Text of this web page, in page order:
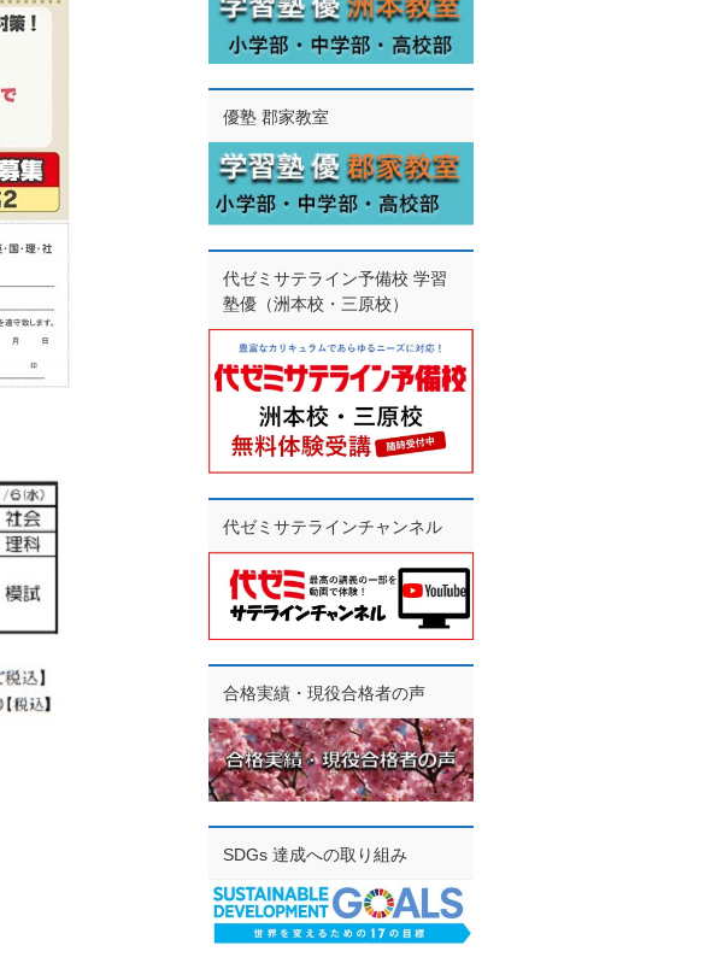
優塾 郡家教室
代ゼミサテライン予備校 学習
塾優（洲本校・三原校）
代ゼミサテラインチャンネル
合格実績・現役合格者の声
SDGs 達成への取り組み